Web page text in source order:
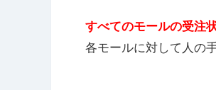
すべてのモールの受注
各モールに対して人の